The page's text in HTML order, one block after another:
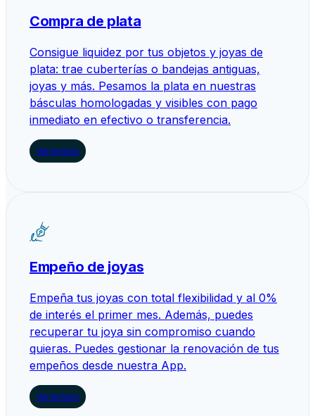
Compra de plata
Consigue liquidez por tus objetos y joyas de
plata: trae cuberterías o bandejas antiguas,
joyas y más. Pesamos la plata en nuestras
básculas homologadas y visibles con pago
inmediato en efectivo o transferencia.
Ver servicio
Empeño de joyas
Empeña tus joyas con total flexibilidad y al 0%
de interés el primer mes. Además, puedes
recuperar tu joya sin compromiso cuando
quieras. Puedes gestionar la renovación de tus
empeños desde nuestra App.
Ver servicio